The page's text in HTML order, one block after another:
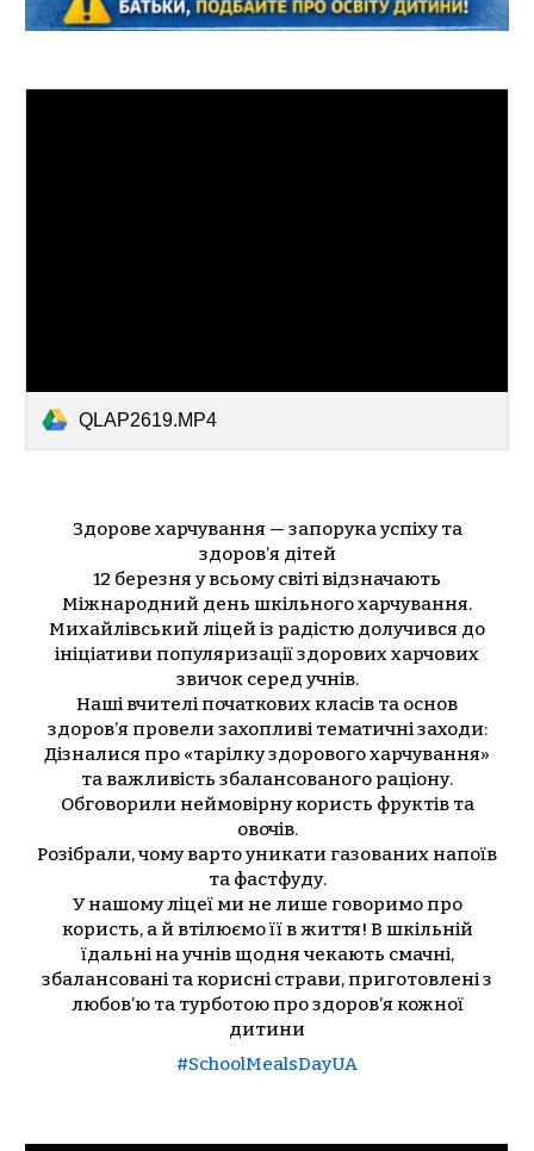
QLAP2619.MP4
Здорове харчування — запорука успіху та
здоров’я дітей
12 березня у всьому світі відзначають
Міжнародний день шкільного харчування.
Михайлівський ліцей із радістю долучився до
ініціативи популяризації здорових харчових
звичок серед учнів.
Наші вчителі початкових класів та основ
здоров’я провели захопливі тематичні заходи:
Дізналися про «тарілку здорового харчування»
та важливість збалансованого раціону.
Обговорили неймовірну користь фруктів та
овочів.
Розібрали, чому варто уникати газованих напоїв
та фастфуду.
У нашому ліцеї ми не лише говоримо про
користь, а й втілюємо її в життя! В шкільній
їдальні на учнів щодня чекають смачні,
збалансовані та корисні страви, приготовлені з
любов’ю та турботою про здоров’я кожної
дитини
#SchoolMealsDayUA